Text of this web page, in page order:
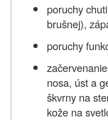
poruchy
brušnej),
poruchy
nosa, úst a
škvrny na
kože na